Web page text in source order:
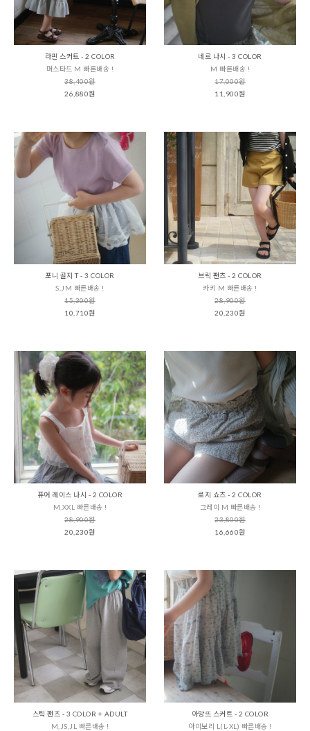
라핀 스커트 - 2 COLOR
머스타드 M 빠른배송 !
38,400원
26,880원
네르 나시 - 3 COLOR
M 빠른배송 !
17,000원
11,900원
포니 골지 T - 3 COLOR
S,JM 빠른배송 !
15,300원
10,710원
브릭 팬츠 - 2 COLOR
카키 M 빠른배송 !
28,900원
20,230원
퓨어 레이스 나시 - 2 COLOR
M,XXL 빠른배송 !
28,900원
20,230원
로지 쇼츠 - 2 COLOR
그레이 M 빠른배송 !
23,800원
16,660원
스틱 팬츠 - 3 COLOR + ADULT
M,JS,JL 빠른배송 !
아망뜨 스커트 - 2 COLOR
아이보리 L(L-XL) 빠른배송 !